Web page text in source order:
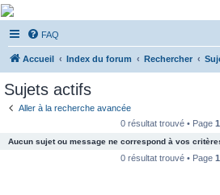
De Musicae Militari -
Forums
Forums de discussions
FAQ
Accueil Index du forum Rechercher
Sujets actifs
Aller à la recherche avancée
0 résultat trouvé • Page 1
Aucun sujet ou message ne correspond à vos
0 résultat trouvé • Page 1